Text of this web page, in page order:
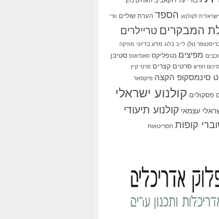
לקולנוע הספד הערת שוליים וודי
המבקרים טריילרים
נולן לייב בלוג מדע בדיוני מוזיקה
מפיצים נטפליקס סאנדאנס סטיבן
סיכום חודש סרטים קצרים סרטי קיץ
סינמסקופ הקצה פיקסאר
פסקולים קולנוע ישראלי
עצמאי קולנוע תיעודי
קופות תסריטאות